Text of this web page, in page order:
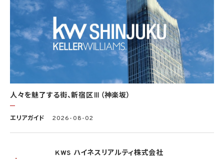
基本方針の策定
個人データの適正な取扱いの確保のため、「関係法令・ガイドライン等の遵守」、「質問及
び苦情処理の窓口」等についての基本方針として、本プライバシーポリシーを策定
個人データの取扱いに係る規律の整備
取得、利用、保存、提供、削除・廃棄等の段階ごとに、取扱方法、責任者・担当者及びその
任務等について個人データの取扱規程を策定
組織的安全管理措置
1）個人データの取扱いに関する責任者を設置するとともに、個人データを取り扱う従業
者及び当該従業者が取り扱う個人データの範囲を明確化し、法や取扱規程に違反してい
部の者による監査を実施
1）個人データの取扱いに関する留意事項について、従業者に定期的な研修を実施
2）個人データについての秘密保持に関する事項を就業規則に記載
人々を魅了する街、新宿区Ⅲ（神楽坂）
エリアガイド 2026-08-02
KWS ハイネスリアルティ株式会社